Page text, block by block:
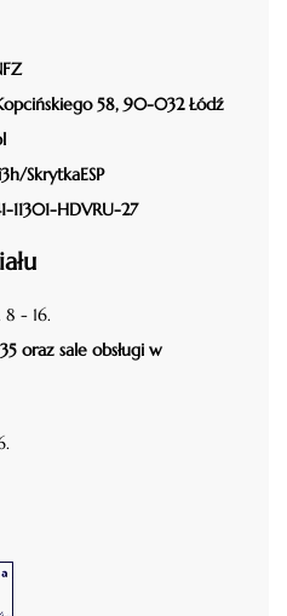
58, 90-032 Łódź
SkrytkaESP
11301-HDVRU-27
- 16.
oraz sale obsługi w
więcej